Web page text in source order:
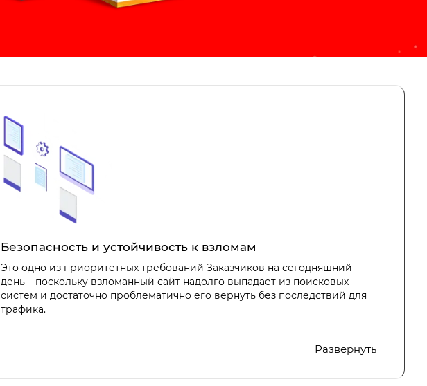
Безопасность и устойчивость к взломам
Это одно из приоритетных требований Заказчиков на сегодняшний
день – поскольку взломанный сайт надолго выпадает из поисковых
систем и достаточно проблематично его вернуть без последствий для
трафика.
ее называют сами разработчики. Это сканер, анализирующий запросы к
разработчика платформы и периодически обновляются и развиваются.
Развернуть